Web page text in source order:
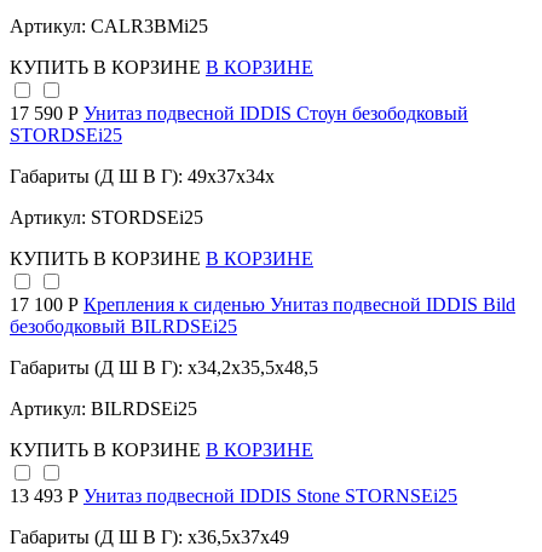
Артикул: CALR3BMi25
КУПИТЬ В КОРЗИНЕ В КОРЗИНЕ
17 590 Р Унитаз подвесной IDDIS Стоун безободковый
STORDSEi25
Габариты (Д Ш В Г): 49x37x34x
Артикул: STORDSEi25
КУПИТЬ В КОРЗИНЕ В КОРЗИНЕ
17 100 Р Крепления к сиденью Унитаз подвесной IDDIS Bild
безободковый BILRDSEi25
Габариты (Д Ш В Г): x34,2x35,5x48,5
Артикул: BILRDSEi25
КУПИТЬ В КОРЗИНЕ В КОРЗИНЕ
13 493 Р Унитаз подвесной IDDIS Stone STORNSEi25
Габариты (Д Ш В Г): x36,5x37x49